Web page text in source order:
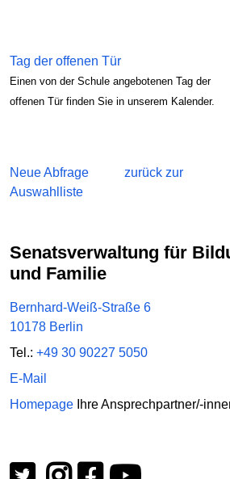
Tag der offenen Tür
Einen von der Schule angebotenen Tag der
offenen Tür finden Sie in unserem Kalender.
Neue Abfrage
zurück zur
Auswahlliste
Senatsverwaltung für
und Familie
Bernhard-Weiß-Straße 6
10178 Berlin
Tel.: +49 30 90227 5050
E-Mail
Homepage Ihre Ansprechpartner/-